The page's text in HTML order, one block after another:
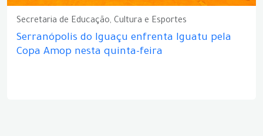
Secretaria de Educação, Cultura e Esportes
Serranópolis do Iguaçu enfrenta Iguatu pela
Copa Amop nesta quinta-feira